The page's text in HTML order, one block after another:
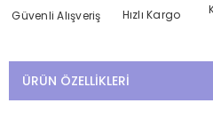
Güvenli Alışveriş Hızlı Kargo
ÜRÜN ÖZELLIKLERI